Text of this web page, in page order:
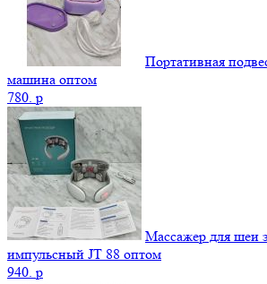
Портативная
машина оптом
780. p
Массажер для шеи
импульсный JT 88 оптом
940. p